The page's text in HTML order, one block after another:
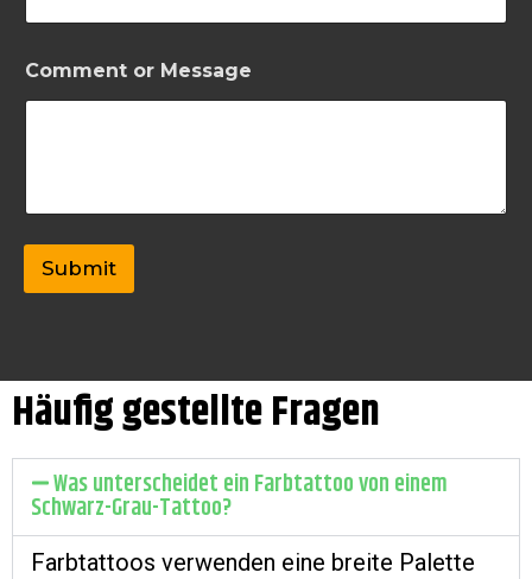
*
M
g
Comment or Message
Submit
Häufig gestellte Fragen
Was unterscheidet ein Farbtattoo von einem
Schwarz-Grau-Tattoo?
Farbtattoos verwenden eine breite Palette